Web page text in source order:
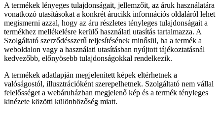
A termékek lényeges tulajdonságait, jellemzőit, az áruk használatára
vonatkozó utasításokat a konkrét árucikk információs oldaláról lehet
megismerni azzal, hogy az áru részletes tényleges tulajdonságait a
termékhez mellékelésre kerülő használati utasítás tartalmazza. A
Szolgáltató szerződésszerű teljesítésének minősül, ha a termék a
weboldalon vagy a használati utasításban nyújtott tájékoztatásnál
kedvezőbb, előnyösebb tulajdonságokkal rendelkezik.
A termékek adatlapján megjelenített képek eltérhetnek a
valóságostól, illusztrációként szerepelhetnek. Szolgáltató nem vállal
felelősséget a webáruházban megjelenő kép és a termék tényleges
kinézete közötti különbözőség miatt.